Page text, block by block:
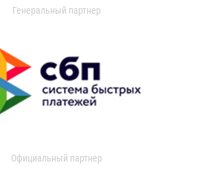
Генеральный партнер
Официальный партнер